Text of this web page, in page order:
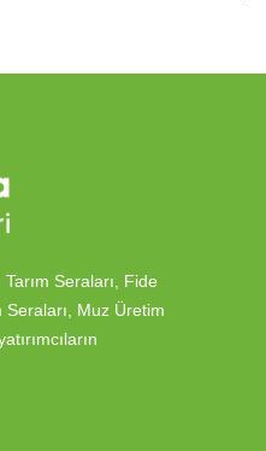
Tarım Seraları, Fide
Seraları, Muz Üretim